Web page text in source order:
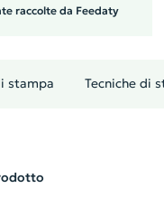
raccolte da Feedaty
stampa Tecniche di